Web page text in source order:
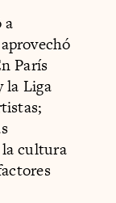
a
París
la Liga
cultura